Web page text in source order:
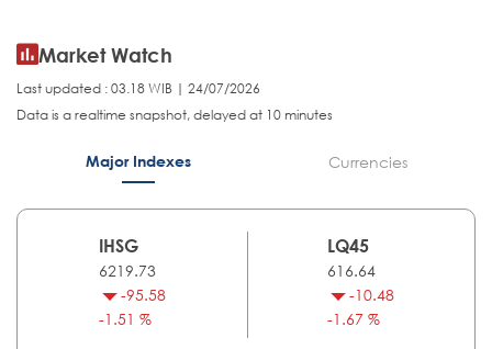
Market Watch
Last updated : 03.18 WIB | 24/07/2026
Data is a realtime snapshot, delayed at 10 minutes
Major Indexes Currencies
IHSG
6219.73
-95.58
-1.51 %
LQ45
616.64
-10.48
-1.67 %